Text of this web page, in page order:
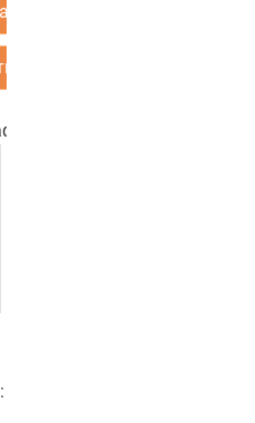
нам
звонок
двери